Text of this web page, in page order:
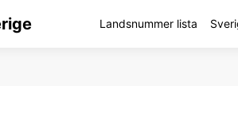
Landsnummer lista